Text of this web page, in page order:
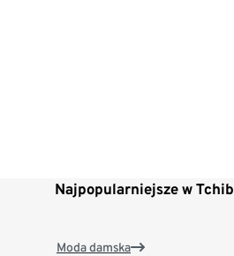
Najpopularniejsze w
Moda damska